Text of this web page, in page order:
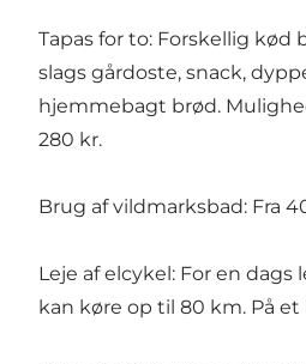
Tapas for to: Forskellig kød
slags gårdoste, snack,
hjemmebagt brød.
280 kr.
Brug af vildmarksbad: Fra
Leje af elcykel: For en dags
kan køre op til 80 km. På